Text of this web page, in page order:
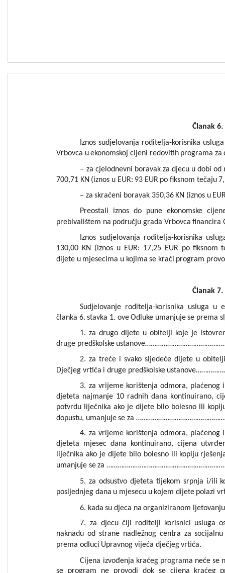
Članak 6.
Iznos sudjelovanja roditelja-korisnika usluga
Vrbovca u ekonomskoj cijeni redovitih programa za
– za cjelodnevni boravak za djecu u dobi od
700,71 KN (iznos u EUR: 93 EUR po fiksnom tečaju 7,
– za skraćeni boravak 350,36 KN (iznos u
Preostali
iznos do pune ekonomske cij
prebivalištem na području grada Vrbovca financira
Iznos sudjelovanja roditelja-korisnika
130,00 KN (iznos u EUR: 17,25 EUR po fiksnom
dijete u mjesecima u kojima se kraći program
Članak 7.
Sudjelovanje roditelja-korisnika usluga u
članka 6. stavka 1. ove Odluke umanjuje se prema sl
1. za drugo dijete u obitelji koje je
druge predškolske ustanove……………………………………
2. za treće i svako sl jedeće dijete u
Dječjeg vrtića i druge predškolske ustanove
3. za vrijeme korištenja odmora, plaćenog
djeteta najmanje 10 radnih dana kontinuirano,
potvrdu
liječnika ako je dijete bilo bolesno ili
dopustu, umanjuje se za …………………………………………
4. za vrijeme korištenja odmora, plaćenog
djeteta
mjesec dana kontinuirano, cijena
liječnika ako je dijete bilo bolesno ili kopiju
umanjuje se za
5. za odsustvo djeteta tijekom srpnja i/ili
posljednjeg dana u mjesecu u kojem dijete polazi
6. kada su djeca na organiziranom
jetovanju
7. za djecu čiji roditelji korisnici usluga
naknadu od strane nadležnog centra za socijalnu
prema odluci Upravnog vijeća dječjeg vrtića.
Cijena izvođenja kraćeg programa neće se
se
program ne provodi dok se cijena kraćeg